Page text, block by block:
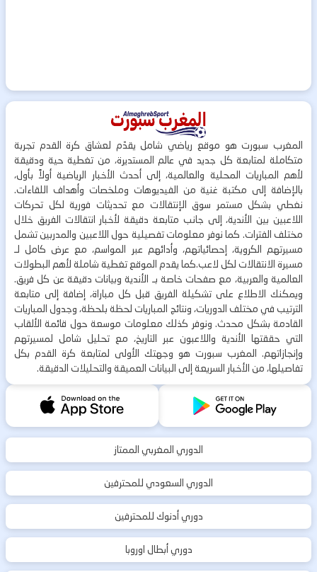
المغرب سبورت هو موقع رياضي شامل يقدّم لعشاق كرة القدم تجربة
متكاملة لمتابعة كل جديد في عالم المستديرة، من تغطية حية ودقيقة
لأهم المباريات المحلية والعالمية، إلى أحدث الأخبار الرياضية أولاً بأول،
بالإضافة إلى مكتبة غنية من الفيديوهات وملخصات وأهداف اللقاءات.
نغطي بشكل مستمر سوق الإنتقالات مع تحديثات فورية لكل تحركات
اللاعبين بين الأندية، إلى جانب متابعة دقيقة لأخبار انتقالات الفريق خلال
مختلف الفترات. كما نوفر معلومات تفصيلية حول اللاعبين والمدربين تشمل
مسيرتهم الكروية، إحصائياتهم، وأدائهم عبر المواسم، مع عرض كامل لـ
مسيرة الانتقالات لكل لاعب.كما يقدم الموقع تغطية شاملة لأهم البطولات
العالمية والعربية، مع صفحات خاصة بـ الأندية وبيانات دقيقة عن كل فريق.
ويمكنك الاطلاع على تشكيلة الفريق قبل كل مباراة، إضافة إلى متابعة
الترتيب في مختلف الدوريات، ونتائج المباريات لحظة بلحظة، وجدول المباريات
القادمة بشكل محدث. ونوفر كذلك معلومات موسعة حول قائمة الألقاب
التي حققتها الأندية واللاعبون عبر التاريخ، مع تحليل شامل لمسيرتهم
وإنجازاتهم. المغرب سبورت هو وجهتك الأولى لمتابعة كرة القدم بكل
تفاصيلها، من الأخبار السريعة إلى البيانات العميقة والتحليلات الدقيقة.
الدوري المغربي الممتاز
الدوري السعودي للمحترفين
دوري أدنوك للمحترفين
دوري أبطال اوروبا